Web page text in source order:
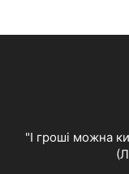
"І гроші можна